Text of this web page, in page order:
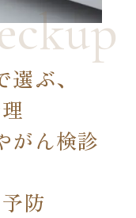
ぶ、
がん検診
防